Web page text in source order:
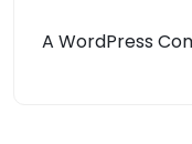
A WordPress